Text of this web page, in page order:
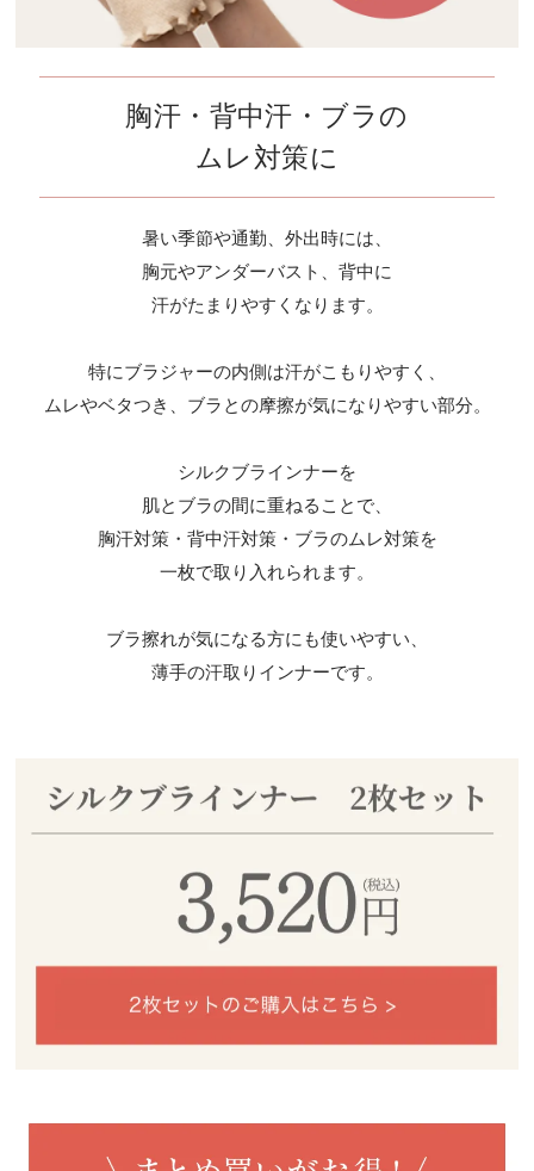
胸汗・背中汗・ブラの
ムレ対策に
暑い季節や通勤、外出時には、
胸元やアンダーバスト、背中に
汗がたまりやすくなります。
特にブラジャーの内側は汗がこもりやすく、
ムレやベタつき、ブラとの摩擦が気になりやすい部分。
シルクブラインナーを
肌とブラの間に重ねることで、
胸汗対策・背中汗対策・ブラのムレ対策を
一枚で取り入れられます。
ブラ擦れが気になる方にも使いやすい、
薄手の汗取りインナーです。